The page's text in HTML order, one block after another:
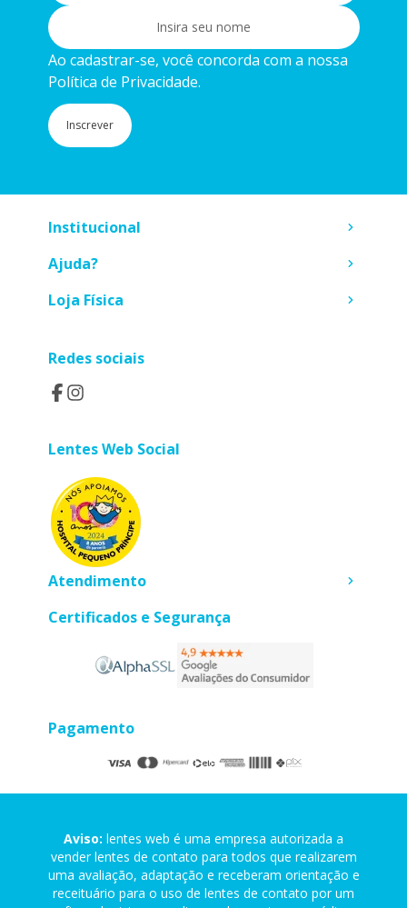
Ao cadastrar-se, você concorda com a nossa
Política de Privacidade.
Inscrever
Institucional
Ajuda?
Loja Física
Redes sociais
Lentes Web Social
Atendimento
Certificados e Segurança
Pagamento
Aviso: lentes web é uma empresa autorizada a
vender lentes de contato para todos que realizarem
uma avaliação, adaptação e receberam orientação e
receituário para o uso de lentes de contato por um